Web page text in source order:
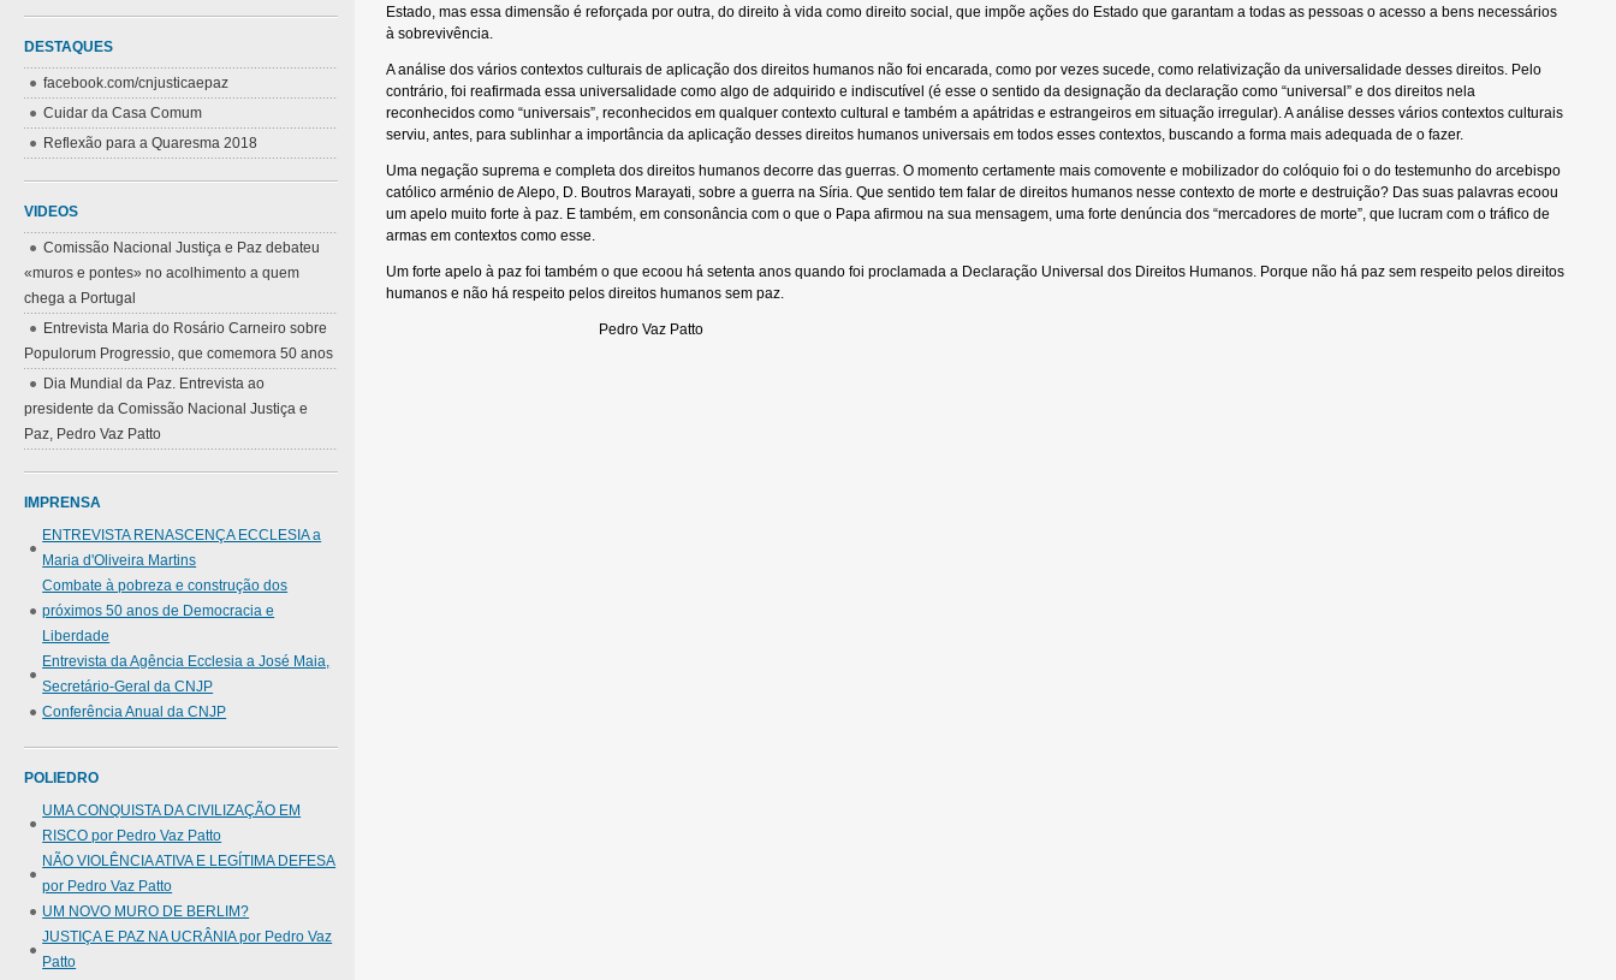
Estado, mas essa dimensão é reforçada por outra, do direito à vida como direito social, que impõe ações do Estado que garantam a todas as pessoas o acesso a bens necessários
à sobrevivência.
A análise dos vários contextos culturais de aplicação dos direitos humanos não foi encarada, como por vezes sucede, como relativização da universalidade desses direitos. Pelo
contrário, foi reafirmada essa universalidade como algo de adquirido e indiscutível (é esse o sentido da designação da declaração como “universal” e dos direitos nela
reconhecidos como “universais”, reconhecidos em qualquer contexto cultural e também a apátridas e estrangeiros em situação irregular). A análise desses vários contextos culturais
serviu, antes, para sublinhar a importância da aplicação desses direitos humanos universais em todos esses contextos, buscando a forma mais adequada de o fazer.
Uma negação suprema e completa dos direitos humanos decorre das guerras. O momento certamente mais comovente e mobilizador do colóquio foi o do testemunho do arcebispo
católico arménio de Alepo, D. Boutros Marayati, sobre a guerra na Síria. Que sentido tem falar de direitos humanos nesse contexto de morte e destruição? Das suas palavras ecoou
um apelo muito forte à paz. E também, em consonância com o que o Papa afirmou na sua mensagem, uma forte denúncia dos “mercadores de morte”, que lucram com o tráfico de
armas em contextos como esse.
Um forte apelo à paz foi também o que ecoou há setenta anos quando foi proclamada a Declaração Universal dos Direitos Humanos. Porque não há paz sem respeito pelos direitos
humanos e não há respeito pelos direitos humanos sem paz.
Pedro Vaz Patto
DESTAQUES
facebook.com/cnjusticaepaz
Cuidar da Casa Comum
Reflexão para a Quaresma 2018
VIDEOS
Comissão Nacional Justiça e Paz debateu
«muros e pontes» no acolhimento a quem
chega a Portugal
Entrevista Maria do Rosário Carneiro sobre
Populorum Progressio, que comemora 50 anos
Dia Mundial da Paz. Entrevista ao
presidente da Comissão Nacional Justiça e
Paz, Pedro Vaz Patto
IMPRENSA
ENTREVISTA RENASCENÇA ECCLESIA a
Maria d'Oliveira Martins
Combate à pobreza e construção dos
próximos 50 anos de Democracia e
Liberdade
Entrevista da Agência Ecclesia a José Maia,
Secretário-Geral da CNJP
Conferência Anual da CNJP
POLIEDRO
UMA CONQUISTA DA CIVILIZAÇÃO EM
RISCO por Pedro Vaz Patto
NÃO VIOLÊNCIA ATIVA E LEGÍTIMA DEFESA
por Pedro Vaz Patto
UM NOVO MURO DE BERLIM?
JUSTIÇA E PAZ NA UCRÂNIA por Pedro Vaz
Patto